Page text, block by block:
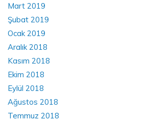
Mart 2019
Şubat 2019
Ocak 2019
Aralık 2018
Kasım 2018
Ekim 2018
Eylül 2018
Ağustos 2018
Temmuz 2018